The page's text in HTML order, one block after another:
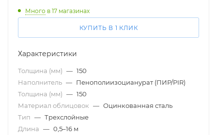
Много в 17 магазинах
КУПИТЬ В 1 КЛИК
Характеристики
Толщина (мм) — 150
Наполнитель — Пенополиизоцианурат (ПИР/PIR)
Толщина (мм) — 150
Материал облицовок — Оцинкованная сталь
Тип — Трехслойные
Длина — 0,5–16 м